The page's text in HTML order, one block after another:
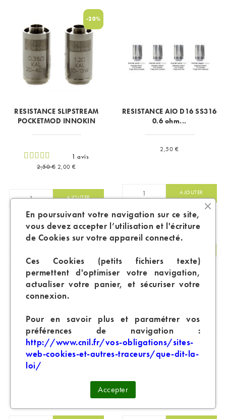
-20%
RESISTANCE SLIPSTREAM
POCKETMOD INNOKIN
1 avis
Prix de base
2,50 € Prix
2,00 €
AJOUTER
RESISTANCE AIO D16 SS316
0.6 ohm...
Prix
2,50 €
AJOUTER
RESISTANCE DC
KANGERTECH
RES SCION 2 INNOKIN
En poursuivant votre navigation sur ce site,
vous devez accepter l’utilisation et l'écriture
de Cookies sur votre appareil connecté.
Ces Cookies (petits fichiers texte)
permettent d'optimiser votre navigation,
actualiser votre panier, et sécuriser votre
connexion.
Pour en savoir plus et paramétrer vos
préférences de navigation :
http://www.cnil.fr/vos-obligations/sites-
web-cookies-et-autres-traceurs/que-dit-la-
loi/
Accepter